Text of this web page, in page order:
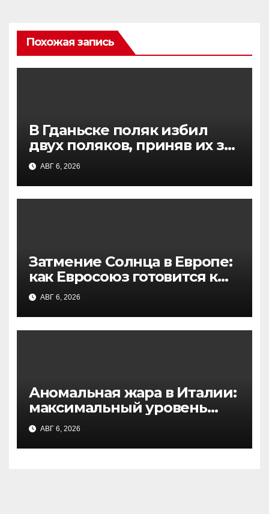
Похожая запись
В Гданьске поляк избил
двух поляков, приняв их за
украинцев: подробности
инцидента
АВГ 6, 2026
Затмение Солнца в Европе:
как Евросоюз готовится к
удару по солнечной
энергетике
АВГ 6, 2026
Аномальная жара в Италии:
максимальный уровень
опасности в 27 городах
АВГ 6, 2026